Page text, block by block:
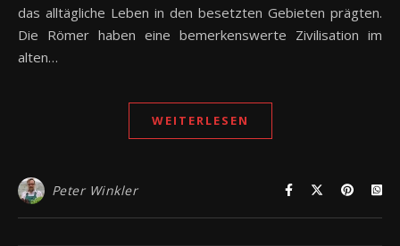
das alltägliche Leben in den besetzten Gebieten prägten.
Die Römer haben eine bemerkenswerte Zivilisation im
alten…
WEITERLESEN
Peter Winkler